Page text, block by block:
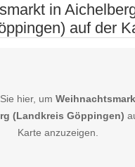
in
auf der
hier, um
(Landkreis Göppingen)
Karte anzuzeigen.